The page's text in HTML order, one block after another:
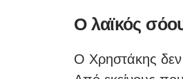
Ο λαϊκός
Ο Χρηστάκης δεν